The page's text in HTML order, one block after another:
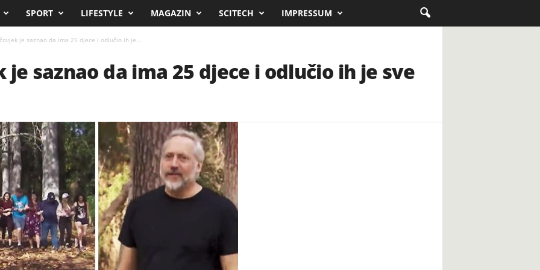
SPORT LIFESTYLE MAGAZIN SCITECH IMPRESSUM
je saznao da ima 25 djece i odlučio ih je...
je saznao da ima 25 djece i odlučio ih je sve